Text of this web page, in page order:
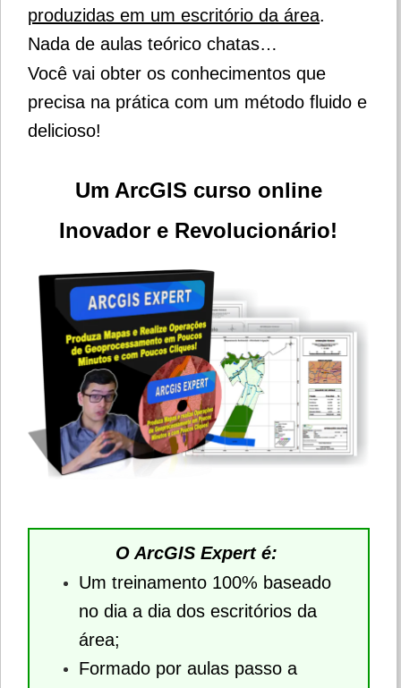
produzidas em um escritório da área.
Nada de aulas teórico chatas…
Você vai obter os conhecimentos que
precisa na prática com um método fluido e
delicioso!
Um ArcGIS curso online
Inovador e Revolucionário!
O ArcGIS Expert é:
Um treinamento 100% baseado
no dia a dia dos escritórios da
área;
Formado por aulas passo a